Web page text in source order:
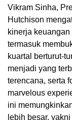
Vikram Sinha,
Hutchison
kinerja
termasuk
kuartal berturut-
menjadi yang
terencana, serta
marvelous
ini
lebih besar,